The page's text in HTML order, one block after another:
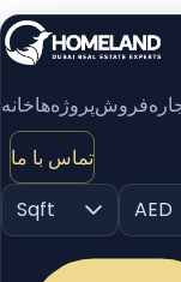
خانهپروژه‌هافروش
تماس با ما
Sqft
AED